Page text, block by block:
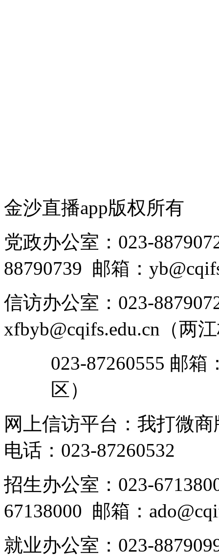
金沙直播app版权所有
党政办公室：023-
88790739 邮箱：
信访办公室：023-
xfbyb@cqifs.edu.cn（两
023-87260555 邮箱
区）
网上信访平台：我打微
电话：023-87260532
招生办公室：023-
67138000 邮箱：
就业办公室：023-